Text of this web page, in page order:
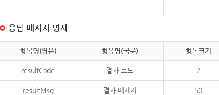
응답 메시지 명세
항목명(영문) 항목명(국문) 항목크기
resultCode 결과 코드 2
resultMsg 결과 메세지 50